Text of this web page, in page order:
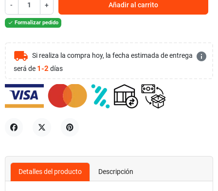
- + Añadir al carrito
 Formalizar pedido
local_shipping Si realiza la compra hoy, la fecha estimada de entrega
será de 1-2 días
info
Detalles del producto Descripción